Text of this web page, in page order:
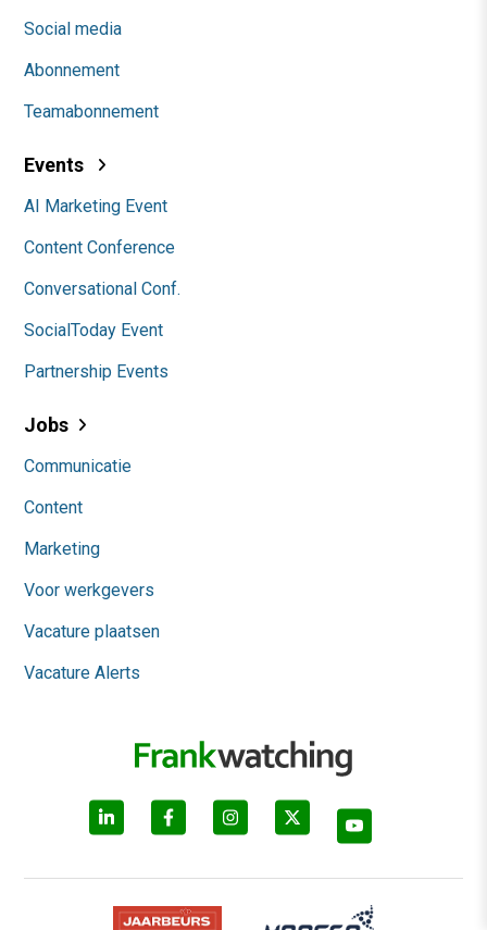
Social media
Abonnement
Teamabonnement
Events
AI Marketing Event
Content Conference
Conversational Conf.
SocialToday Event
Partnership Events
Jobs
Communicatie
Content
Marketing
Voor werkgevers
Vacature plaatsen
Vacature Alerts